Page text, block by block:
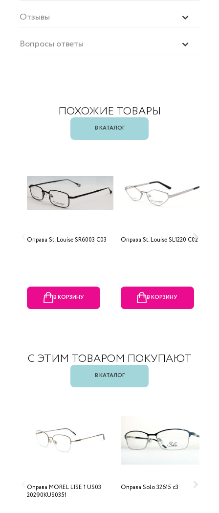
Отзывы
Вопросы ответы
ПОХОЖИЕ ТОВАРЫ
В КАТАЛОГ
Оправа St. Louise SR6003 C03
В КОРЗИНУ
Оправа St. Louise SL1220 C02
В КОРЗИНУ
С ЭТИМ ТОВАРОМ ПОКУПАЮТ
В КАТАЛОГ
Оправа MOREL LISE 1 US03
20290KUS0351
Оправа Solo 32615 c3